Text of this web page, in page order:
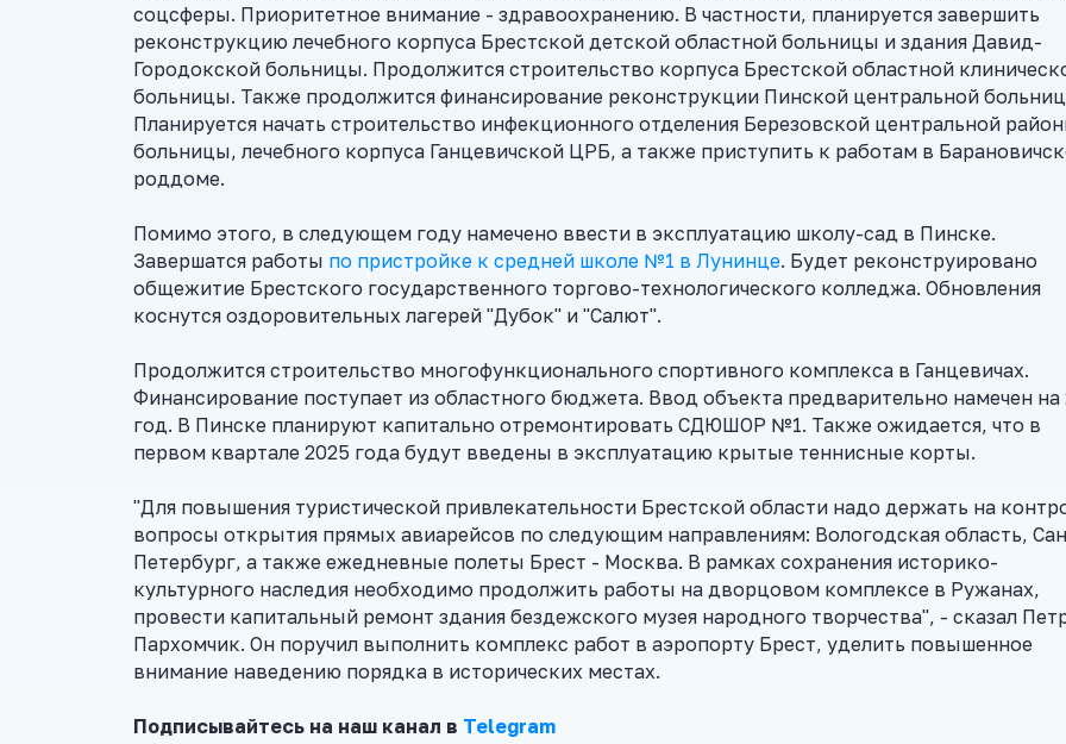
соцсферы. Приоритетное внимание - здравоохранению. В частности, планируется завершить
реконструкцию лечебного корпуса Брестской детской областной больницы и здания Давид-
Городокской больницы. Продолжится строительство корпуса Брестской областной
больницы. Также продолжится финансирование реконструкции Пинской центральной
Планируется начать строительство инфекционного отделения Березовской центральной
больницы, лечебного корпуса Ганцевичской ЦРБ, а также приступить к работам в
роддоме.
Помимо этого, в следующем году намечено ввести в эксплуатацию школу-сад в Пинске.
Завершатся работы по пристройке к средней школе №1 в Лунинце. Будет реконструировано
общежитие Брестского государственного торгово-технологического колледжа. Обновления
коснутся оздоровительных лагерей "Дубок" и "Салют".
Продолжится строительство многофункционального спортивного комплекса в Ганцевичах.
Финансирование поступает из областного бюджета. Ввод объекта предварительно намечен на
год. В Пинске планируют капитально отремонтировать СДЮШОР №1. Также ожидается, что в
первом квартале 2025 года будут введены в эксплуатацию крытые теннисные корты.
"Для повышения туристической привлекательности Брестской области надо держать на
вопросы открытия прямых авиарейсов по следующим направлениям: Вологодская область,
Петербург, а также ежедневные полеты Брест - Москва. В рамках сохранения историко-
культурного наследия необходимо продолжить работы на дворцовом комплексе в Ружанах,
провести капитальный ремонт здания бездежского музея народного творчества", - сказал
Пархомчик. Он поручил выполнить комплекс работ в аэропорту Брест, уделить повышенное
внимание наведению порядка в исторических местах.
Подписывайтесь на наш канал в Telegram